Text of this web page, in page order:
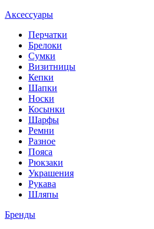
Аксессуары
Перчатки
Брелоки
Сумки
Визитницы
Кепки
Шапки
Носки
Косынки
Шарфы
Ремни
Разное
Пояса
Рюкзаки
Украшения
Рукава
Шляпы
Бренды